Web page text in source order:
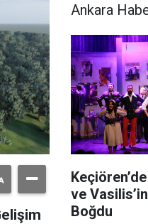
Ankara
ve
Boğdu